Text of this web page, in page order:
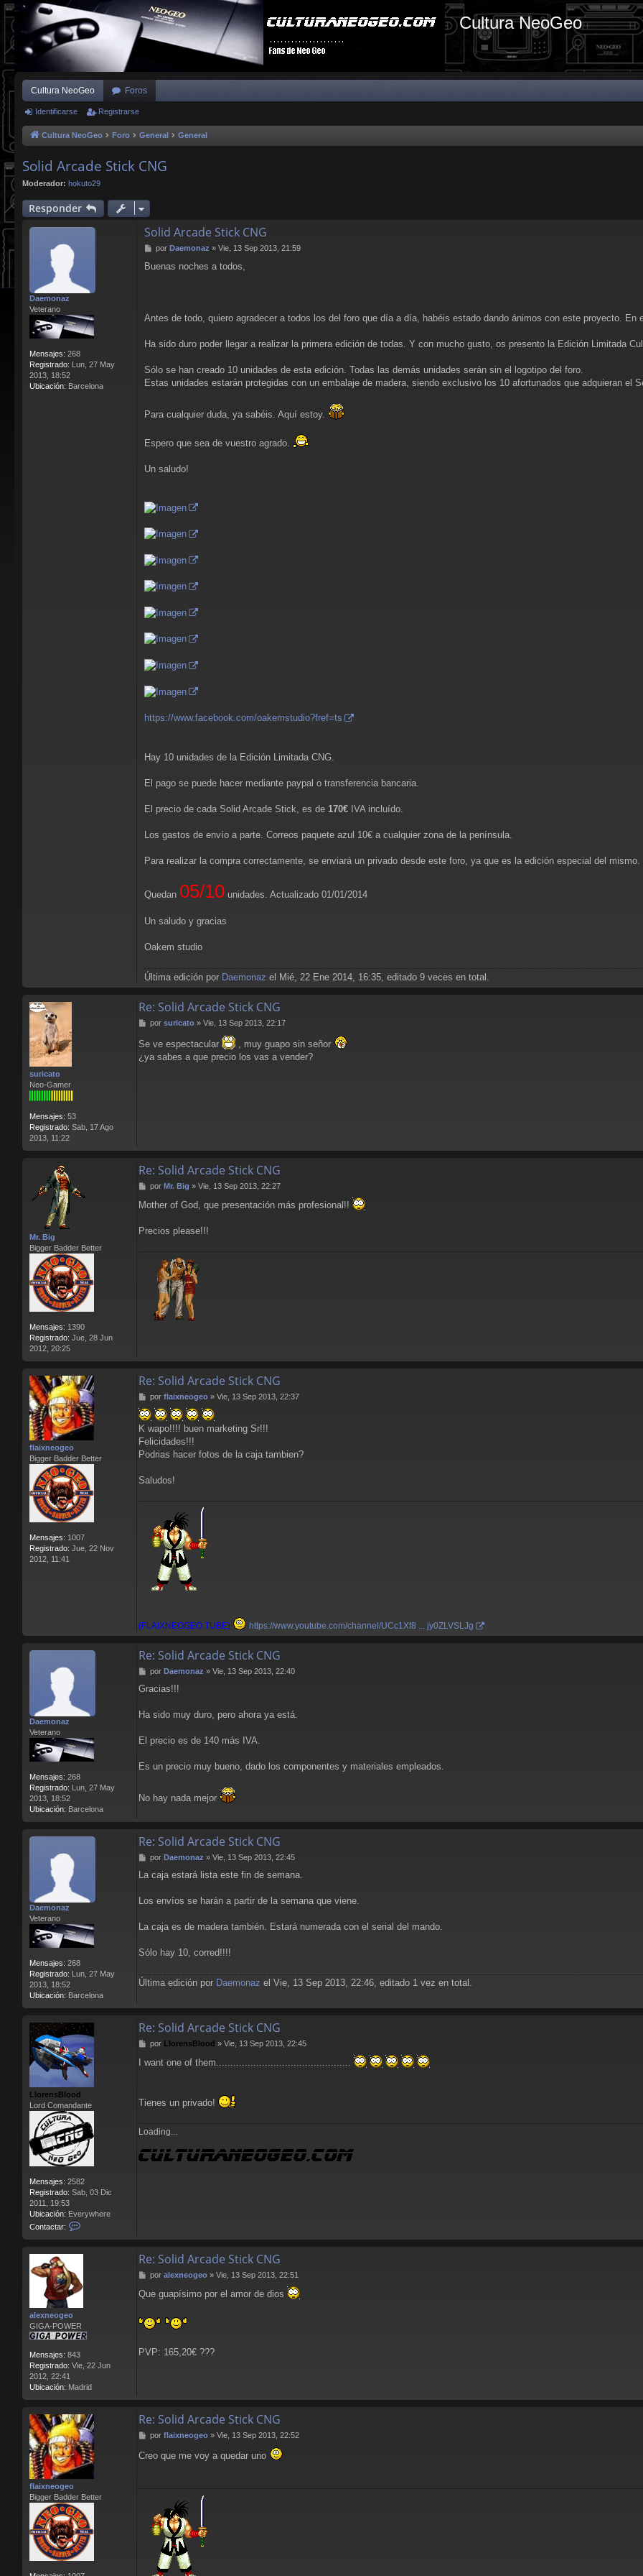
Cultura NeoGeo
Cultura NeoGeo Foros
Identificarse Registrarse
Cultura NeoGeo Foro General General
Solid Arcade Stick CNG
Moderador: hokuto29
Responder
Daemonaz
Veterano
Mensajes: 268
Registrado: Lun, 27 May
2013, 18:52
Ubicación: Barcelona
Solid Arcade Stick CNG
M
n
por Daemonaz » Vie, 13 Sep 2013, 21:59
Buenas noches a todos,
Antes de todo, quiero agradecer a todos los del foro que día a día, habéis estado dando ánimos con este proyecto. En
Ha sido duro poder llegar a realizar la primera edición de todas. Y con mucho gusto, os presento la Edición Limitada
Sólo se han creado 10 unidades de esta edición. Todas las demás unidades serán sin el logotipo del foro.
Estas unidades estarán protegidas con un embalaje de madera, siendo exclusivo los 10 afortunados que adquieran el
Para cualquier duda, ya sabéis. Aquí estoy.
Espero que sea de vuestro agrado.
Un saludo!
https://www.facebook.com/oakemstudio?fref=ts
Hay 10 unidades de la Edición Limitada CNG.
El pago se puede hacer mediante paypal o transferencia bancaria.
El precio de cada Solid Arcade Stick, es de 170€ IVA incluído.
Los gastos de envío a parte. Correos paquete azul 10€ a cualquier zona de la península.
Para realizar la compra correctamente, se enviará un privado desde este foro, ya que es la edición especial del mismo.
Quedan 05/10 unidades. Actualizado 01/01/2014
Un saludo y gracias
Oakem studio
Última edición por Daemonaz el Mié, 22 Ene 2014, 16:35, editado 9 veces en total.
suricato
Neo-Gamer
Mensajes: 53
Registrado: Sab, 17 Ago
2013, 11:22
Re: Solid Arcade Stick CNG
M
n
s
por suricato» Vie, 13 Sep 2013, 22:17
Se ve espectacular
, muy guapo sin señor
¿ya sabes a que precio los vas a vender?
Mr. Big
Bigger Badder Better
Mensajes: 1390
Registrado: Jue, 28 Jun
2012, 20:25
Re: Solid Arcade Stick CNG
M
n
a
por Mr. Big » Vie, 13 Sep 2013, 22:27
Mother of God, que presentación más profesional!!
Precios please!!!
flaixneogeo
Bigger Badder Better
Mensajes: 1007
Registrado: Jue, 22 Nov
2012, 11:41
Re: Solid Arcade Stick CNG
M
e
n
s
a
e
por flaixneogeo» Vie, 13 Sep 2013, 22:37
K wapo!!!! buen marketing Sr!!!
Felicidades!!!
Podrias hacer fotos de la caja tambien?
Saludos!
(FLAIXNEOGEO TUBE) https://www.youtube.com/channel/UCc1Xf8 ... jy0ZLVSLJg
Daemonaz
Veterano
Mensajes: 268
Registrado: Lun, 27 May
2013, 18:52
Ubicación: Barcelona
Re: Solid Arcade Stick CNG
M
n
a
por Daemonaz » Vie, 13 Sep 2013, 22:40
Gracias!!!
Ha sido muy duro, pero ahora ya está.
El precio es de 140 más IVA.
Es un precio muy bueno, dado los componentes y materiales empleados.
No hay nada mejor
Daemonaz
Veterano
Mensajes: 268
Registrado: Lun, 27 May
2013, 18:52
Ubicación: Barcelona
Re: Solid Arcade Stick CNG
M
n
a
por Daemonaz » Vie, 13 Sep 2013, 22:45
La caja estará lista este fin de semana.
Los envíos se harán a partir de la semana que viene.
La caja es de madera también. Estará numerada con el serial del mando.
Sólo hay 10, corred!!!!
Última edición por Daemonaz el Vie, 13 Sep 2013, 22:46, editado 1 vez en total.
LlorensBlood
Lord Comandante
Mensajes: 2582
Registrado: Sab, 03 Dic
2011, 19:53
Ubicación: Everywhere
Contactar:
t
t
r
l
o
e
s
o
o
d
Re: Solid Arcade Stick CNG
M
n
e
por LlorensBlood » Vie, 13 Sep 2013, 22:45
I want one of them...............................................
Tienes un privado!
Loading...
alexneogeo
GIGA-POWER
Mensajes: 843
Registrado: Vie, 22 Jun
2012, 22:41
Ubicación: Madrid
Re: Solid Arcade Stick CNG
M
n
a
j
por alexneogeo» Vie, 13 Sep 2013, 22:51
Que guapísimo por el amor de dios
PVP: 165,20€ ???
flaixneogeo
Bigger Badder Better
Re: Solid Arcade Stick CNG
M
n
por flaixneogeo» Vie, 13 Sep 2013, 22:52
Creo que me voy a quedar uno